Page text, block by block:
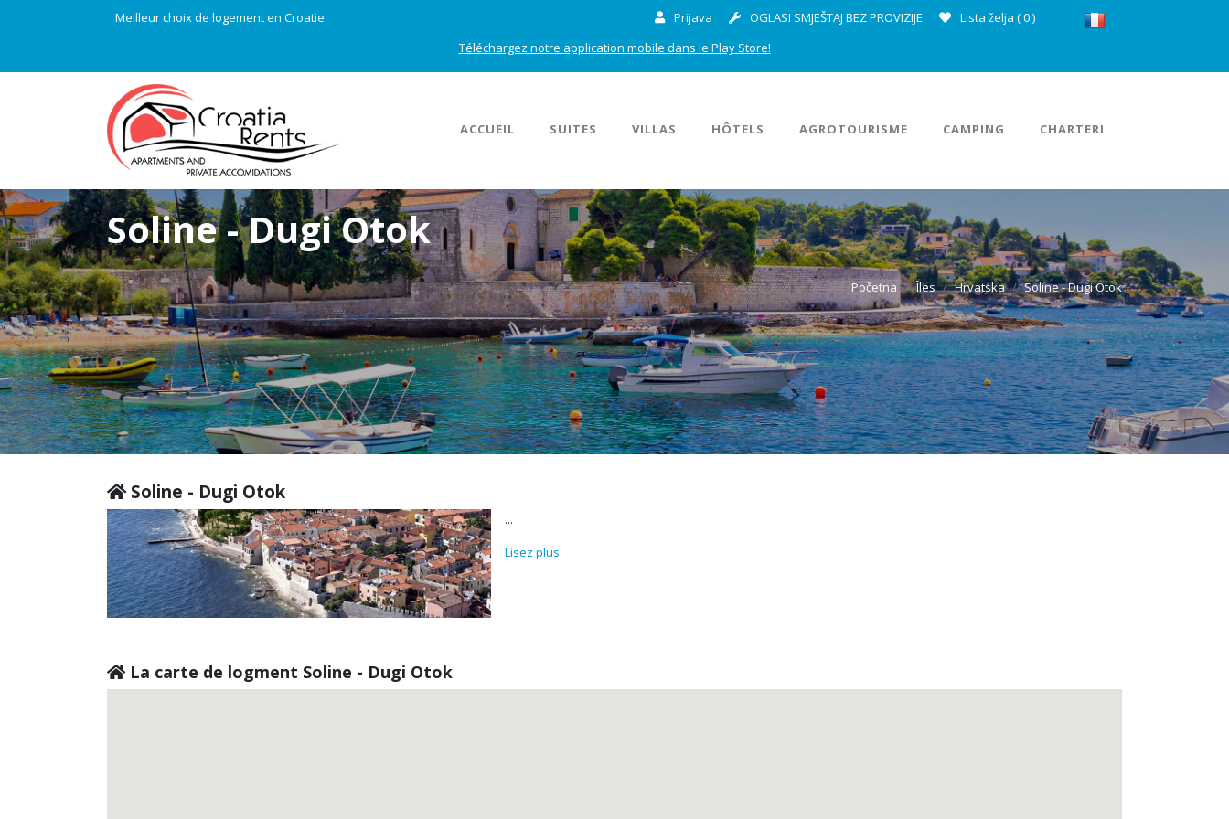
Meilleur choix de logement en Croatie Prijava OGLASI SMJEŠTAJ BEZ PROVIZIJE Lista želja (0)
Téléchargez notre application mobile dans le Play Store!
ACCUEIL SUITES VILLAS HÔTELS AGROTOURISME CAMPING CHARTERI
Soline - Dugi Otok
Početna Îles Hrvatska Soline - Dugi Otok
Soline - Dugi Otok
...
Lisez plus
La carte de logment Soline - Dugi Otok